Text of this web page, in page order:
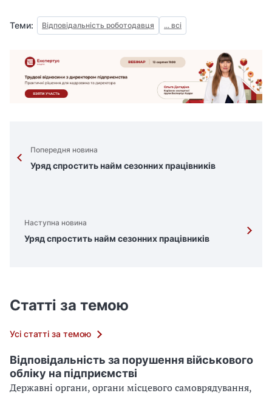
Теми: Відповідальність роботодавця ... всі
Попередня новина
Уряд спростить найм сезонних працівників
Наступна новина
Уряд спростить найм сезонних працівників
Статті за темою
Усі статті за темою
Відповідальність за порушення військового
обліку на підприємстві
Державні органи, органи місцевого самоврядування,